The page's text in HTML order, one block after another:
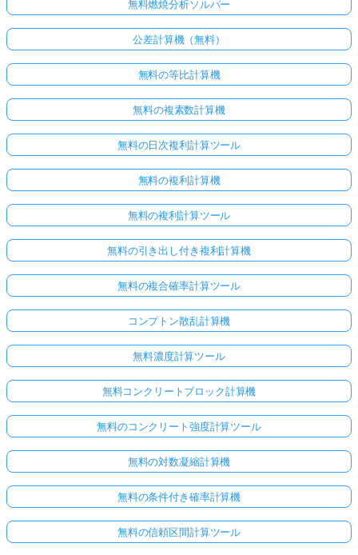
無料燃焼分析ソルバー
公差計算機（無料）
無料の等比計算機
無料の複素数計算機
無料の日次複利計算ツール
無料の複利計算機
無料の複利計算ツール
無料の引き出し付き複利計算機
無料の複合確率計算ツール
コンプトン散乱計算機
無料濃度計算ツール
無料コンクリートブロック計算機
無料のコンクリート強度計算ツール
無料の対数凝縮計算機
無料の条件付き確率計算機
無料の信頼区間計算ツール